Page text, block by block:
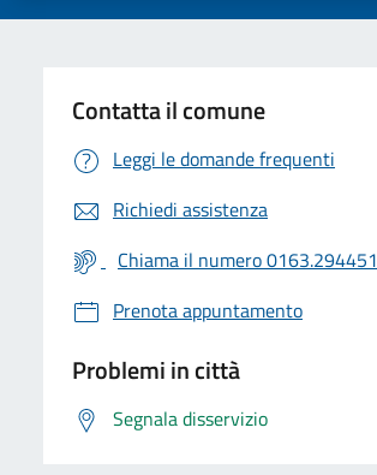
Contatta il comune
Leggi le domande frequenti
Richiedi assistenza
Chiama il numero 0163.294451
Prenota appuntamento
Problemi in città
Segnala disservizio